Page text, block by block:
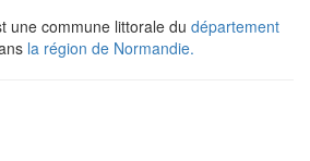
une commune littorale du département
la région de Normandie.